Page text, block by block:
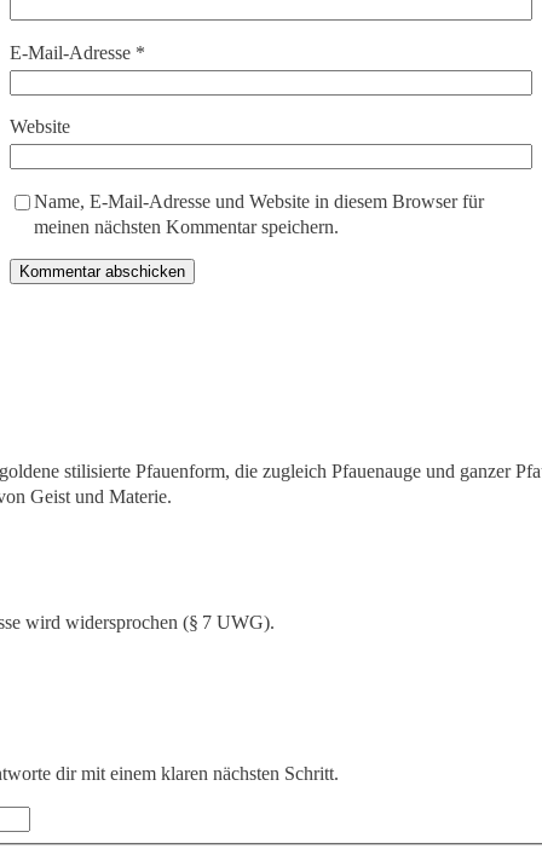
E-Mail-Adresse *
Website
Name, E-Mail-Adresse und Website in diesem Browser für
meinen nächsten Kommentar speichern.
wird widersprochen (§ 7 UWG).
dir mit einem klaren nächsten Schritt.